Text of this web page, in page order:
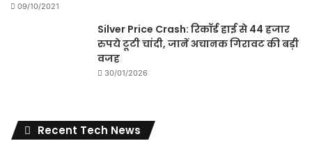
09/10/2021
Silver Price Crash: रिकॉर्ड हाई से 44 हजार
रुपये टूटी चांदी, जानें अचानक गिरावट की बड़ी
वजह
30/01/2026
Recent Tech News